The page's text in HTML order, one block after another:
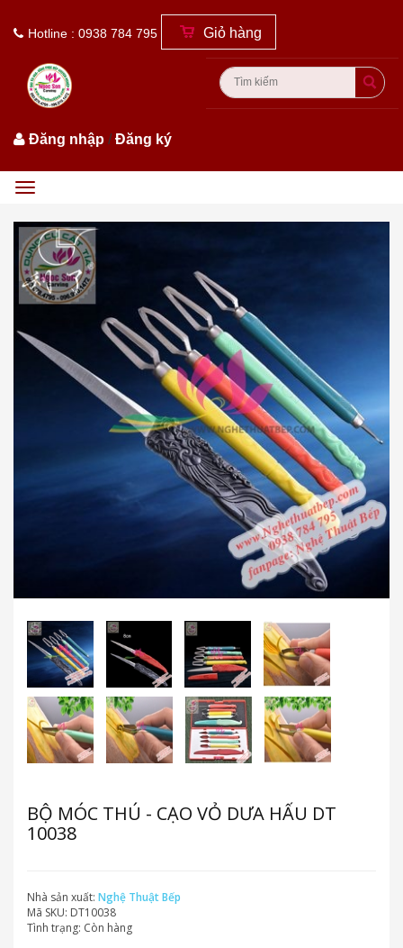
Hotline : 0938 784 795 Giỏ hàng
Đăng nhập /Đăng ký
Menu
BỘ MÓC THÚ - CẠO VỎ DƯA HẤU DT
10038
Nhà sản xuất: Nghệ Thuật Bếp
Mã SKU: DT10038
Tình trạng: Còn hàng